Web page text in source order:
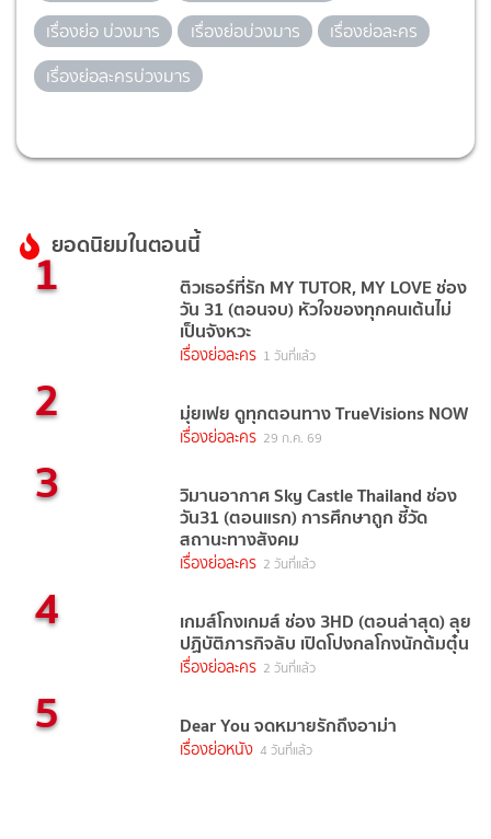
เรื่องย่อ บ่วงมาร
เรื่องย่อบ่วงมาร
เรื่องย่อละคร
เรื่องย่อละครบ่วงมาร
ยอดนิยมในตอนนี้
1 ติวเธอร์ที่รัก MY TUTOR, MY LOVE ช่อง
วัน 31 (ตอนจบ) หัวใจของทุกคนเต้นไม่
เป็นจังหวะ
เรื่องย่อละคร 1 วันที่แล้ว
2 มุ่ยเฟย ดูทุกตอนทาง TrueVisions NOW
เรื่องย่อละคร 29 ก.ค. 69
3 วิมานอากาศ Sky Castle Thailand ช่อง
วัน31 (ตอนแรก) การศึกษาถูก ชี้วัด
สถานะทางสังคม
เรื่องย่อละคร 2 วันที่แล้ว
4 เกมส์โกงเกมส์ ช่อง 3HD (ตอนล่าสุด) ลุย
ปฏิบัติภารกิจลับ เปิดโปงกลโกงนักต้มตุ๋น
เรื่องย่อละคร 2 วันที่แล้ว
5 Dear You จดหมายรักถึงอาม่า
เรื่องย่อหนัง 4 วันที่แล้ว